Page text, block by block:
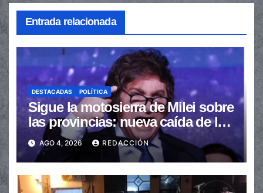
Entrada relacionada
DESTACADAS POLÍTICA
Sigue la motosierra de Milei sobre
las provincias: nueva caída de las
transferencias no automáticas
AGO 4, 2026 REDACCIÓN